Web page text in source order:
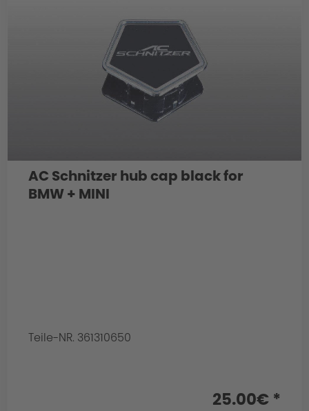
AC Schnitzer hub cap black for
BMW + MINI
Teile-NR. 361310650
25.00€ *